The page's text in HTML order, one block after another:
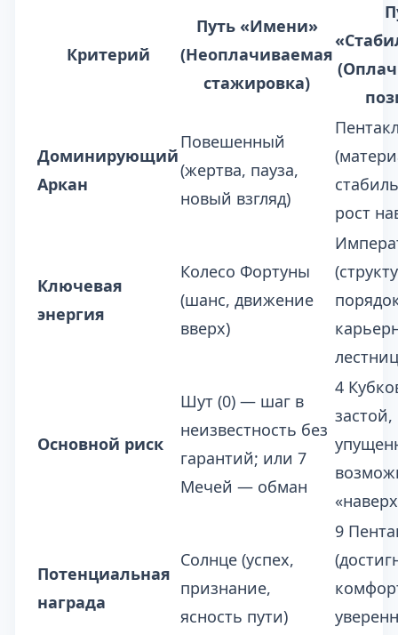
Критерий
Путь «Имени»
(Неоплачиваемая
стажировка)
Доминирующий
Аркан
Повешенный
(жертва, пауза,
новый взгляд)
рост
Ключевая
энергия
Колесо Фортуны
(шанс, движение
вверх)
Основной риск
Шут (0) — шаг в
неизвестность без
гарантий; или 7
Мечей — обман
4
Потенциальная
награда
Солнце (успех,
признание,
ясность пути)
9